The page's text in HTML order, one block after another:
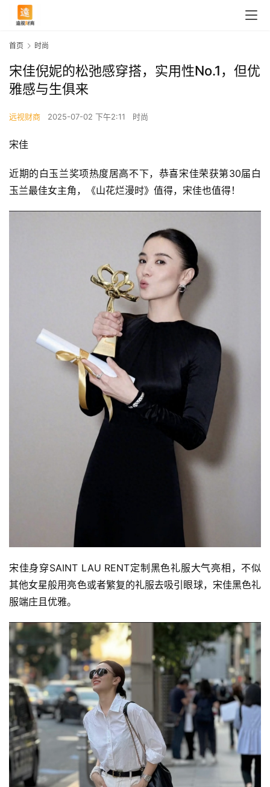
首页 时尚
宋佳倪妮的松弛感穿搭，实用性No.1，但优
雅感与生俱来
远视财商 2025-07-02 下午2:11 时尚
宋佳
近期的白玉兰奖项热度居高不下，恭喜宋佳荣获第30届白
玉兰最佳女主角，《山花烂漫时》值得，宋佳也值得！
宋佳身穿SAINT LAU RENT定制黑色礼服大气亮相，不似
其他女星般用亮色或者繁复的礼服去吸引眼球，宋佳黑色礼
服端庄且优雅。